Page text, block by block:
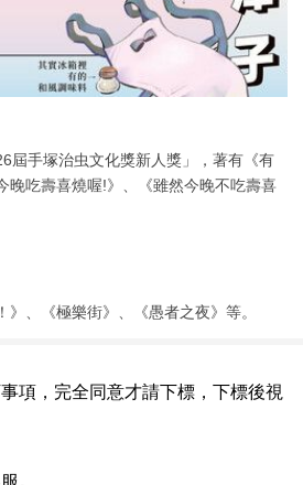
屆手塚治虫文化獎新人獎」，著有《有
晚吃壽喜燒喔!》、《雖然今晚不吃壽喜
、《極樂街》、《愚者之夜》等。